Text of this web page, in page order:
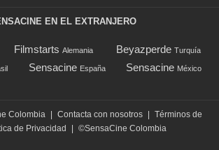
EN EL EXTRANJERO
Filmstarts Alemania Beyazperde Turquía
Sensacine España Sensacine México
Colombia Contacta con nosotros
Términos de
de Privacidad ©SensaCine Colombia